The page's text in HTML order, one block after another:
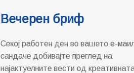
Вечерен бриф
Секој работен ден во вашето е-
сандаче добивајте преглед на
најактуелните вести од